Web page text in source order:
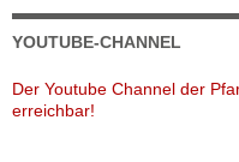
YOUTUBE-CHANNEL
Der Youtube Channel der
erreichbar!